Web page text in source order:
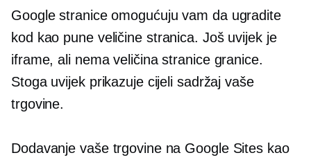
Google stranice omogućuju vam da ugradite
kod kao pune veličinestranica. Još uvijek je
iframe, ali nemaveličina stranicegranice.
Stoga uvijek prikazuje cijeli sadržaj vaše
trgovine.
Dodavanje vaše trgovine na Google Sites kao